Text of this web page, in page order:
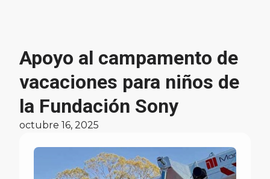
Apoyo al campamento de
vacaciones para niños de
la Fundación Sony
octubre 16, 2025